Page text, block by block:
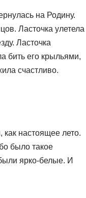
на Родину.
Ласточка улетела
Ласточка
бить его крыльями,
счастливо.
настоящее лето.
было такое
ярко-белые. И